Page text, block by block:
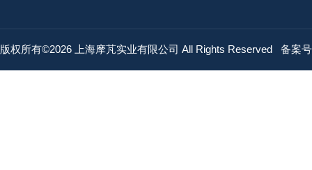
版权所有©2026 上海摩芃实业有限公司 All Rights Reserved 备案